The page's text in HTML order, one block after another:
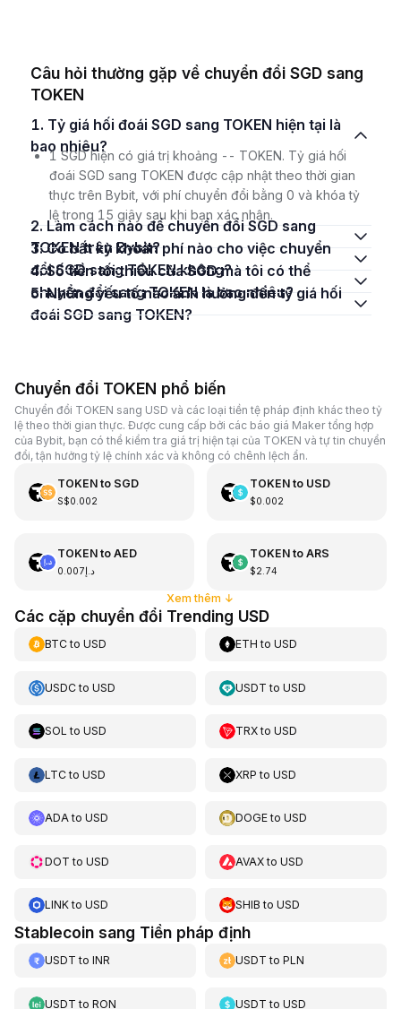
Câu hỏi thường gặp về chuyển đổi SGD sang
TOKEN
1. Tỷ giá hối đoái SGD sang TOKEN hiện tại là
bao nhiêu?
1 SGD hiện có giá trị khoảng -- TOKEN. Tỷ giá hối
đoái SGD sang TOKEN được cập nhật theo thời gian
thực trên Bybit, với phí chuyển đổi bằng 0 và khóa tỷ
lệ trong 15 giây sau khi bạn xác nhận.
2. Làm cách nào để chuyển đổi SGD sang
TOKEN trên Bybit?
3. Có bất kỳ khoản phí nào cho việc chuyển
đổi SGD sang TOKEN không?
4. Số tiền tối thiểu của SGD mà tôi có thể
chuyển đổi sang TOKEN là bao nhiêu?
5. Những yếu tố nào ảnh hưởng đến tỷ giá hối
đoái SGD sang TOKEN?
Chuyển đổi TOKEN phổ biến
Chuyển đổi TOKEN sang USD và các loại tiền tệ pháp định khác theo tỷ
lệ theo thời gian thực. Được cung cấp bởi các báo giá Maker tổng hợp
của Bybit, bạn có thể kiểm tra giá trị hiện tại của TOKEN và tự tin chuyển
đổi, tận hưởng tỷ lệ chính xác và không có chênh lệch ẩn.
TOKENto SGD
S$0.002
TOKENto USD
$0.002
TOKENto AED
د.إ0.007
TOKENto ARS
$2.74
Xem thêm ↓
Các cặp chuyển đổi Trending USD
BTCto USD ETH toUSD
USDCto USD USDT toUSD
SOL to USD TRXtoUSD
LTCto USD XRP toUSD
ADAto USD DOGEtoUSD
DOT to USD AVAXtoUSD
LINKto USD SHIB toUSD
Stablecoin sang Tiền pháp định
USDT to INR USDT toPLN
USDT to RON USDT toUSD